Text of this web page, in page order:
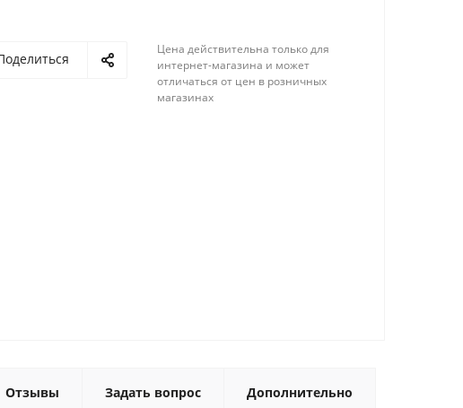
Цена действительна только для
интернет-магазина и может
отличаться от цен в розничных
магазинах
Отзывы Задать вопрос Дополнительно